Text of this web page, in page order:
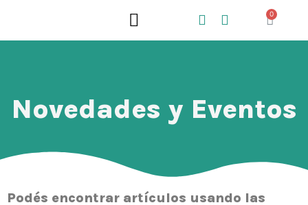
0
Novedades y Eventos
Podés encontrar artículos usando las